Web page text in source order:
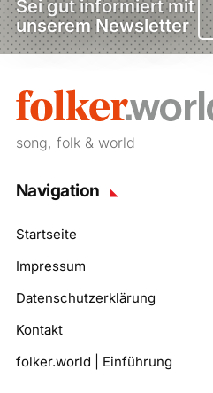
Sei gut informiert mit
unserem Newsletter
song, folk & world
Navigation
Startseite
Impressum
Datenschutzerklärung
Kontakt
folker.world | Einführung